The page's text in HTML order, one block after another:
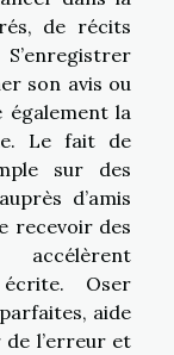
de récits
son avis ou
la
Le fait de
sur des
d’amis
recevoir des
écrite. Oser
aide
l’erreur et